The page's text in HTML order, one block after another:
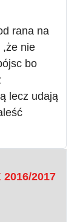
rana na
,że nie
bo
lecz udają
2016/2017